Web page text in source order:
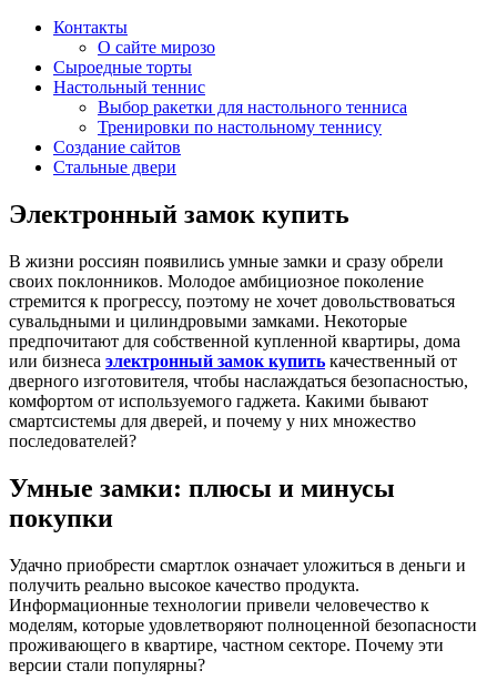
Контакты
О сайте мирозо
Сыроедные торты
Настольный теннис
Выбор ракетки для настольного тенниса
Тренировки по настольному теннису
Создание сайтов
Стальные двери
Электронный замок купить
В жизни россиян появились умные замки и сразу обрели
своих поклонников. Молодое амбициозное поколение
стремится к прогрессу, поэтому не хочет довольствоваться
сувальдными и цилиндровыми замками. Некоторые
предпочитают для собственной купленной квартиры, дома
или бизнеса электронный замок купить качественный от
дверного изготовителя, чтобы наслаждаться безопасностью,
комфортом от используемого гаджета. Какими бывают
смартсистемы для дверей, и почему у них множество
последователей?
Умные замки: плюсы и минусы
покупки
Удачно приобрести смартлок означает уложиться в деньги и
получить реально высокое качество продукта.
Информационные технологии привели человечество к
моделям, которые удовлетворяют полноценной безопасности
проживающего в квартире, частном секторе. Почему эти
версии стали популярны?